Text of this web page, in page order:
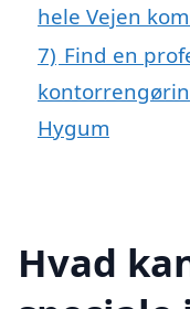
hele Vejen
7) Find en
Hygum
Hvad